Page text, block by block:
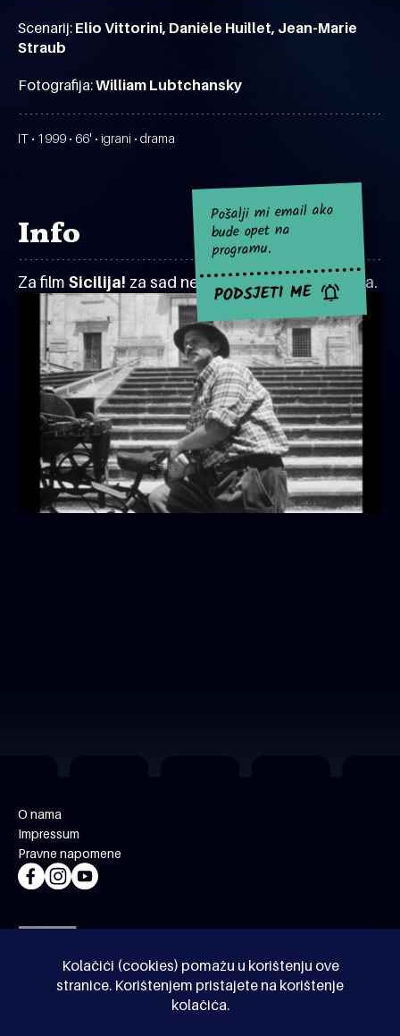
Kolačići (cookies) pomažu u korištenju ove
stranice. Korištenjem pristajete na korištenje
kolačića.
Scenarij: Elio Vittorini, Danièle Huillet, Jean-Marie
Straub
Fotografija:William Lubtchansky
IT • 1999 • 66' • igrani • drama
Info
Za film Sicilija! za sad nema najavljenih projekcija.
Pošalji mi email ako
bude opet na
programu.
PODSJETI ME
O nama
Impressum
Pravne napomene